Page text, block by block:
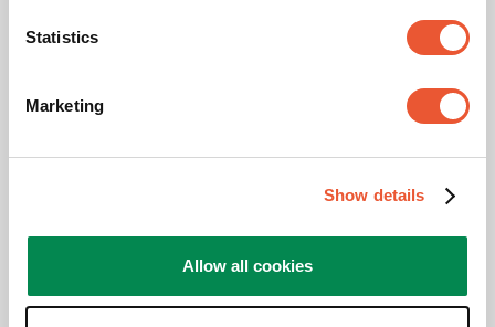
Statistics
Marketing
Show details
Allow all cookies
Premios y certificaciones